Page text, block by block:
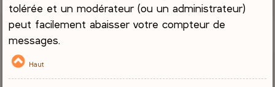
tolérée et un modérateur (ou un administrateur)
peut facilement abaisser votre compteur de
messages.
Haut